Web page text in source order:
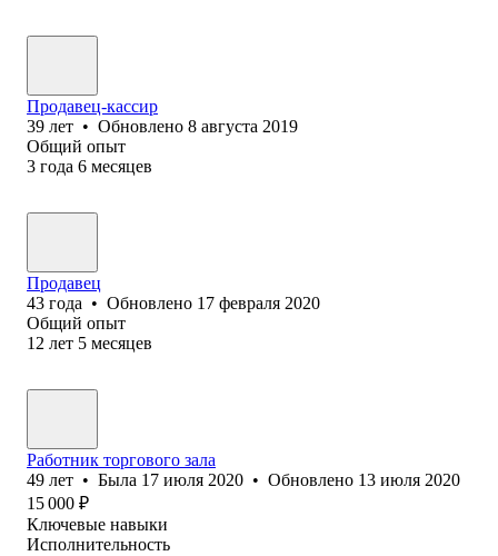
Продавец-кассир
39 лет • Обновлено 8 августа 2019
Общий опыт
3 года 6 месяцев
Продавец
43 года • Обновлено 17 февраля 2020
Общий опыт
12 лет 5 месяцев
Работник торгового зала
49 лет • Была 17 июля 2020 • Обновлено 13 июля 2020
15 000 ₽
Ключевые навыки
Исполнительность